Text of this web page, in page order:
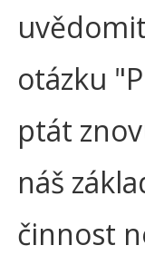
otázku
ptát
náš
činnost